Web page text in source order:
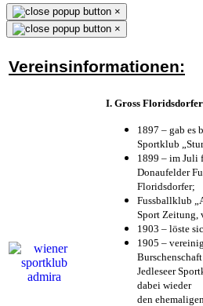
×
×
Vereinsinformationen:
I. Gross
1897 – gab es
Sportklub
1899 – im Juli
Donaufelder
Floridsdorfer;
Fussballklub
Sport Zeitung,
1903 – löste
1905 –
Jedleseer
dabei wieder
den